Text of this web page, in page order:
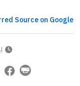
Source on Google